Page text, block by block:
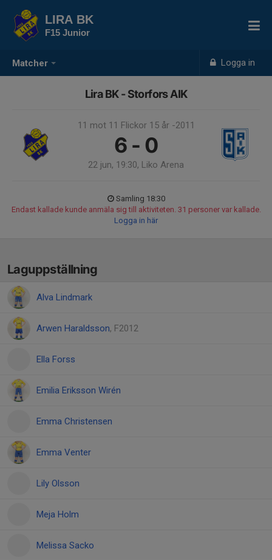
Matcher Logga in
LIRA BK
F15 Junior
Lira BK - Storfors AIK
11 mot 11 Flickor 15 år -2011
6 - 0
22 jun, 19:30, Liko Arena
Samling 18:30
Endast kallade kunde anmäla sig till aktiviteten. 31 personer var kallade.
Logga in här
Laguppställning
Alva Lindmark
Arwen Haraldsson, F2012
Ella Forss
Emilia Eriksson Wirén
Emma Christensen
Emma Venter
Lily Olsson
Meja Holm
Melissa Sacko